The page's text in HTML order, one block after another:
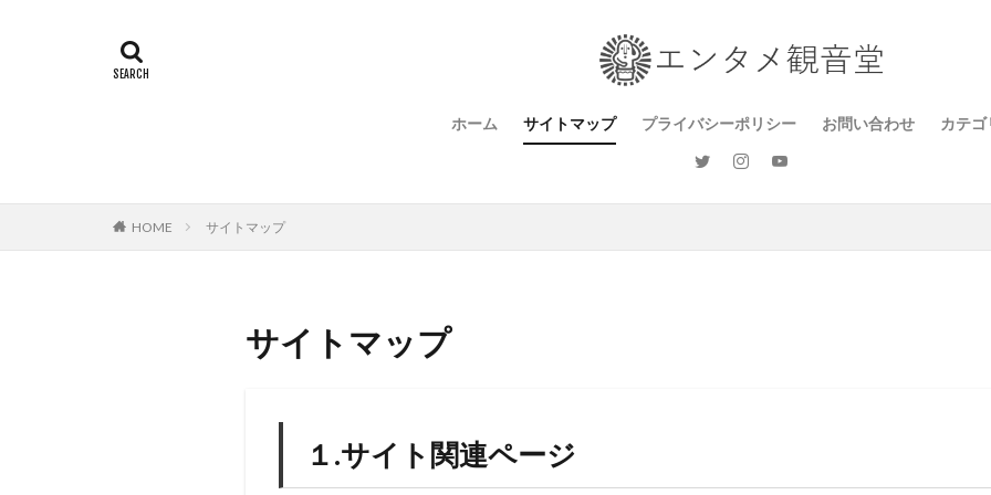
ホーム サイトマップ プライバシーポリシー お問い合わせ カテゴ
HOME サイトマップ
サイトマップ
１.サイト関連ページ